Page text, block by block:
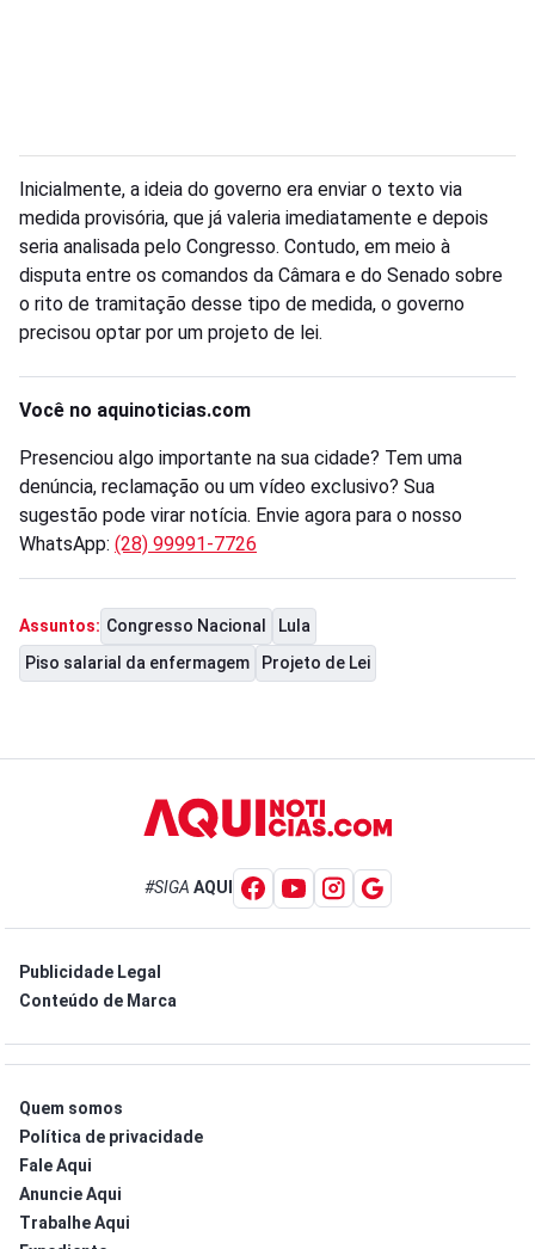
Inicialmente, a ideia do governo era enviar o texto via
medida provisória, que já valeria imediatamente e depois
seria analisada pelo Congresso. Contudo, em meio à
disputa entre os comandos da Câmara e do Senado sobre
o rito de tramitação desse tipo de medida, o governo
precisou optar por um projeto de lei.
Você no aquinoticias.com
Presenciou algo importante na sua cidade? Tem uma
denúncia, reclamação ou um vídeo exclusivo? Sua
sugestão pode virar notícia. Envie agora para o nosso
WhatsApp: (28) 99991-7726
Assuntos: Congresso Nacional
Lula
Piso salarial da enfermagem
Projeto de Lei
#SIGA AQUI
Publicidade Legal
Conteúdo de Marca
Quem somos
Política de privacidade
Fale Aqui
Anuncie Aqui
Trabalhe Aqui